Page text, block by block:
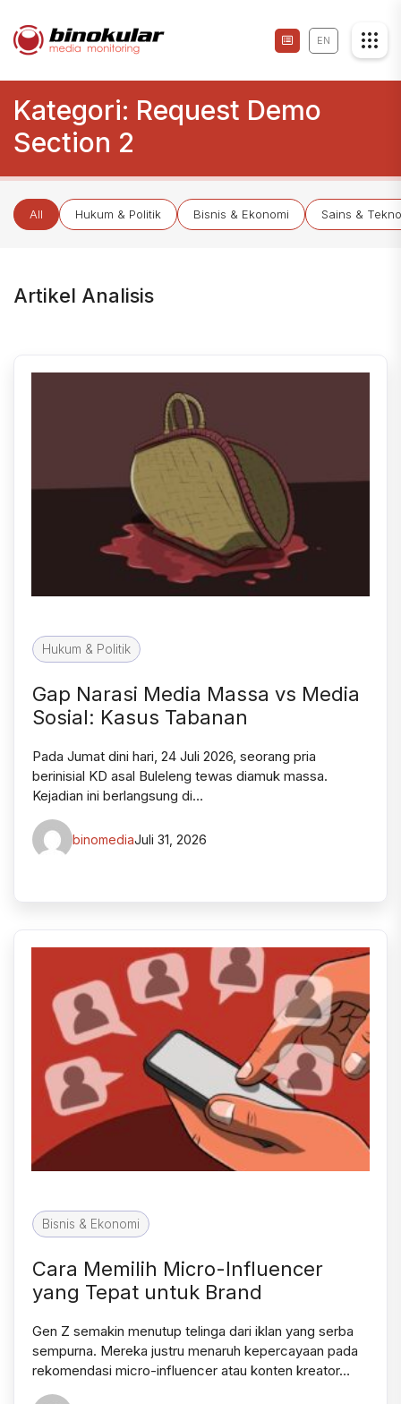
EN
Kategori: Request Demo
Section 2
All Hukum & Politik Bisnis & Ekonomi Sains &
Artikel Analisis
Hukum & Politik
Gap Narasi Media Massa vs Media
Sosial: Kasus Tabanan
Pada Jumat dini hari, 24 Juli 2026, seorang pria
berinisial KD asal Buleleng tewas diamuk massa.
Kejadian ini berlangsung di…
binomediaJuli 31, 2026
Bisnis & Ekonomi
Cara Memilih Micro-Influencer
yang Tepat untuk Brand
Gen Z semakin menutup telinga dari iklan yang serba
sempurna. Mereka justru menaruh kepercayaan pada
rekomendasi micro-influencer atau konten kreator…